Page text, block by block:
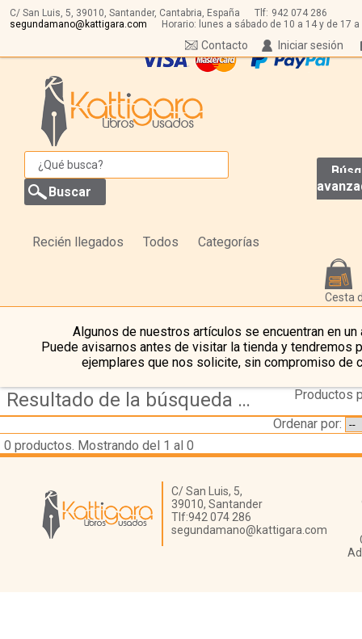
C/ San Luis, 5, 39010, Santander, Cantabria, España Tlf: 942 074 286
segundamano@kattigara.com
Horario: lunes a sábado de 10 a 14 y de 17 a
Iniciar sesión
Contacto
Recién llegados Todos Categorías
Cesta
Algunos de nuestros artículos se encuentran en un
Puede avisarnos antes de visitar la tienda y tendremos
ejemplares que nos solicite, sin compromiso de
Resultado de la búsqueda de editorial donostiarra
Productos
Ordenar por:
0 productos. Mostrando del 1 al 0
Librería Kattigara
C/ San Luis, 5,
39010, Santander
Tlf:942 074 286
segundamano@kattigara.com